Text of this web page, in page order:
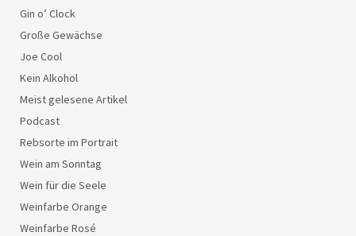
Gin o’ Clock
Große Gewächse
Joe Cool
Kein Alkohol
Meist gelesene Artikel
Podcast
Rebsorte im Portrait
Wein am Sonntag
Wein für die Seele
Weinfarbe Orange
Weinfarbe Rosé